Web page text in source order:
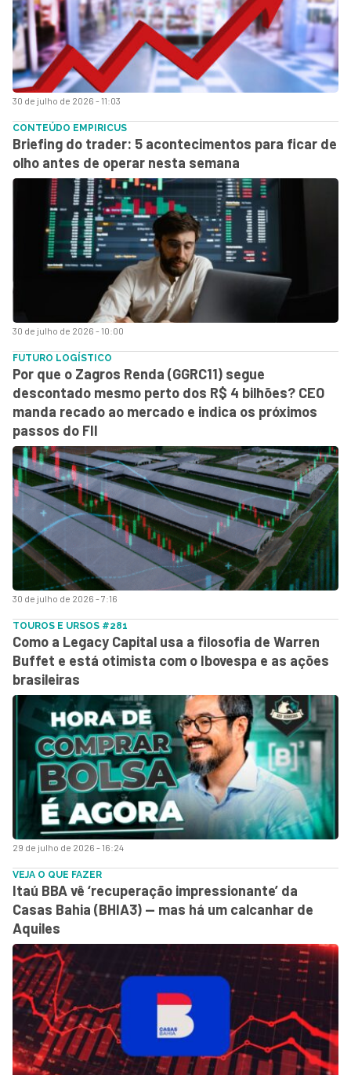
30 de julho de 2026 - 11:03
30 de julho de 2026 - 10:00
CONTEÚDO EMPIRICUS
Briefing do trader: 5 acontecimentos para ficar de
olho antes de operar nesta semana
30 de julho de 2026 - 7:16
FUTURO LOGÍSTICO
Por que o Zagros Renda (GGRC11) segue
descontado mesmo perto dos R$ 4 bilhões? CEO
manda recado ao mercado e indica os próximos
passos do FII
29 de julho de 2026 - 16:24
TOUROS E URSOS #281
Como a Legacy Capital usa a filosofia de Warren
Buffet e está otimista com o Ibovespa e as ações
brasileiras
VEJA O QUE FAZER
Itaú BBA vê ‘recuperação impressionante’ da
Casas Bahia (BHIA3) — mas há um calcanhar de
Aquiles